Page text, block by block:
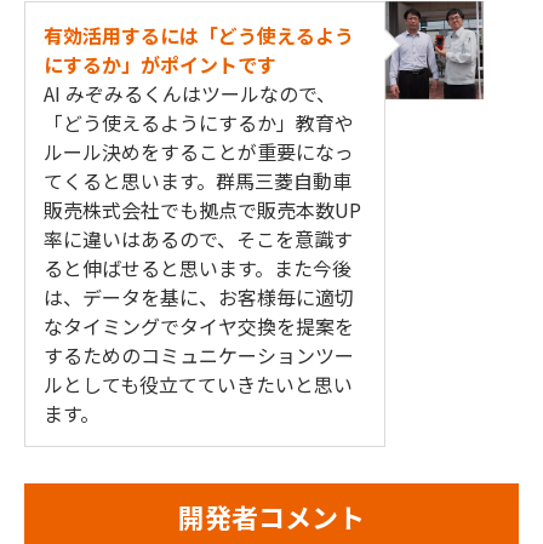
有効活用するには「どう使えるよう
にするか」がポイントです​
AI みぞみるくんはツールなので、
「どう使えるようにするか」教育や
ルール決めをすることが重要になっ
てくると思います。群馬三菱自動車
販売株式会社でも拠点で販売本数UP
率に違いはあるので、そこを意識す
ると伸ばせると思います。また今後
は、データを基に、お客様毎に適切
なタイミングでタイヤ交換を提案を
するためのコミュニケーションツー
ルとしても役立てていきたいと思い
ます。
開発者コメント